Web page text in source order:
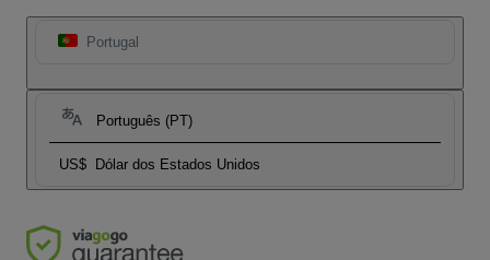
Portugal
Português (PT)
US$ Dólar dos Estados Unidos